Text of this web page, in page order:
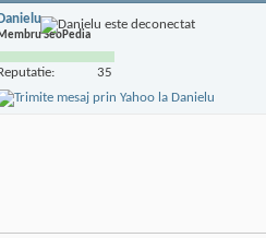
Danielu
Membru SeoPedia
35